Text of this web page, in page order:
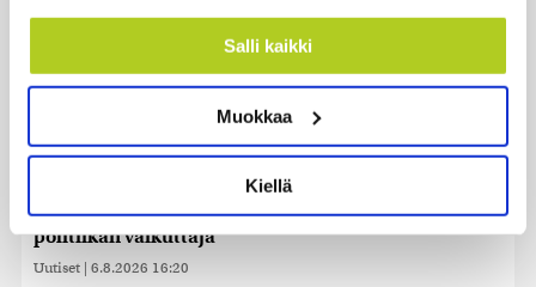
Kerätä tietoja maantieteellisestä sijainnistasi,
mahdollisesti muutaman metrin tarkkuudella
ominaispiirteitä aktiivisesti (sormenjäljen
Lue lisää siitä, miten henkilötietojasi käsitellään ja miten
suostumustasi tai peruuttaa sen milloin vain
evästeilmoituksessa.
Käytämme evästeitä tarjoamamme sisällön ja mainosten
Salli kaikki
Muokkaa
Kiellä
Toimitus suosittelee
Hallitus nostaa alijäämän tällä
kaudella selvästi isommaksi kuin
etukäteen arvioitiin, huomauttaa
politiikan vaikuttaja
Uutiset | 6.8.2026 16:20